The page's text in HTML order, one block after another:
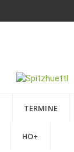
TERMINE
HO+